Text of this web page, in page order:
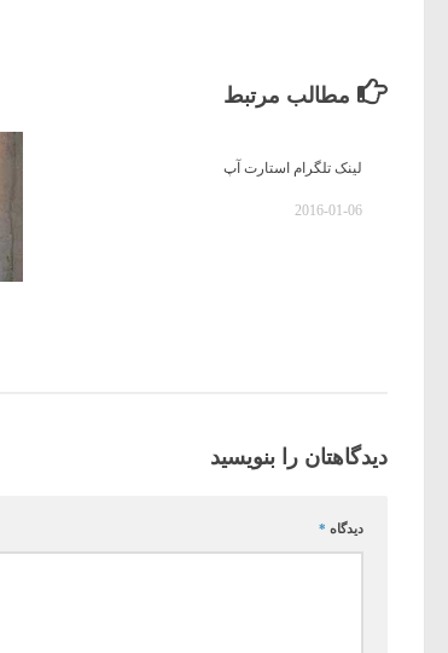
مطالب مرتبط
لینک تلگرام استارت آپ
2016-01-06
دیدگاهتان را بنویسید
دیدگاه *